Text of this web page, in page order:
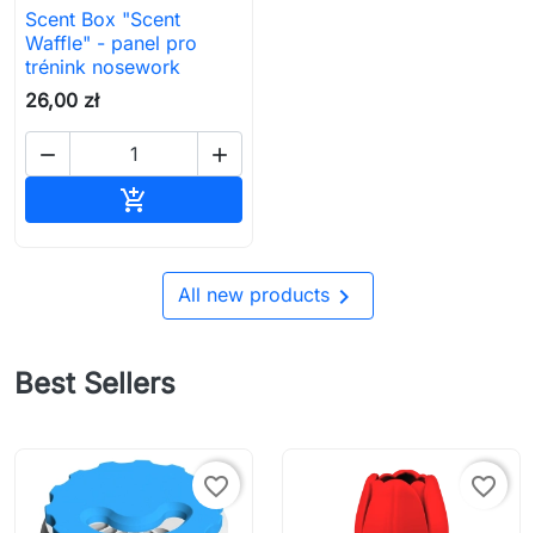
Scent Box "Scent
Waffle" - panel pro
trénink nosework
26,00 zł
 

All new products
Best Sellers
favorite_border favorite_border